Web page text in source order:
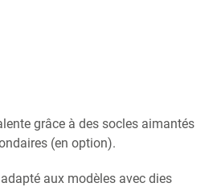
grâce à des socles aimantés
(en option).
aux modèles avec dies